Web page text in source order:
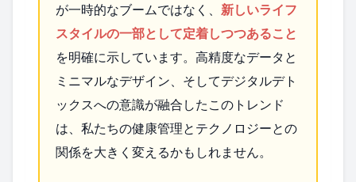
が一時的なブームではなく、 新しいライフ
スタイルの一部として定着しつつあること
を明確に示しています。高精度なデータと
ミニマルなデザイン、そしてデジタルデト
ックスへの意識が融合したこのトレンド
は、私たちの健康管理とテクノロジーとの
関係を大きく変えるかもしれません。